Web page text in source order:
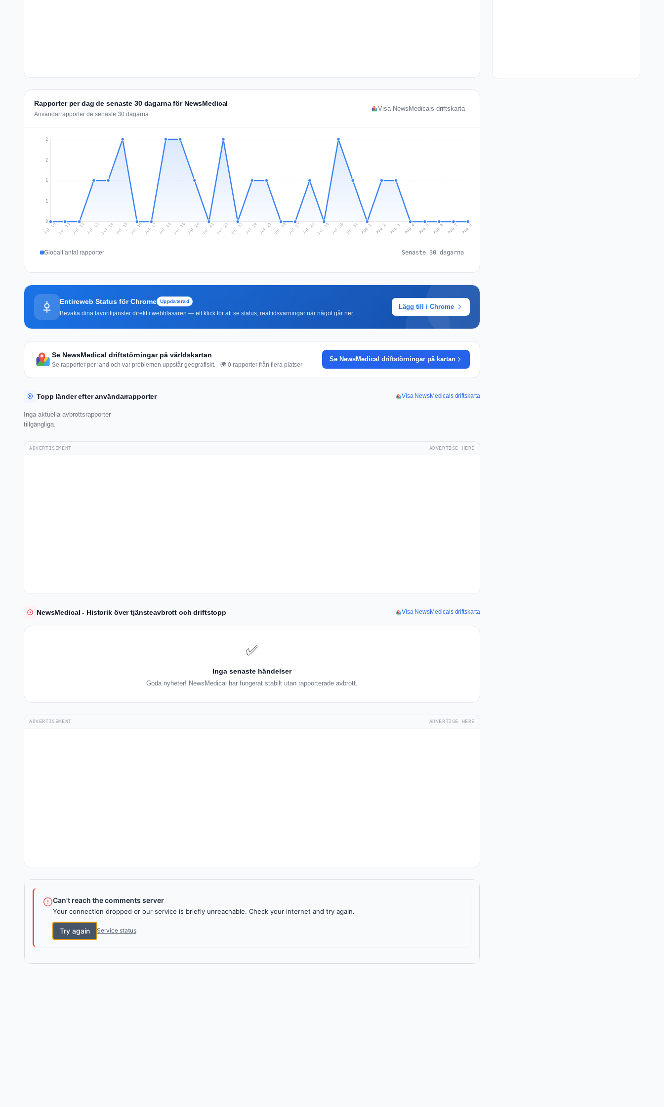
Rapporter per dag de senaste 30 dagarna för NewsMedical
Användarrapporter de senaste 30 dagarna
Visa NewsMedicals driftskarta
0
1
1
2
2
Jul 10 Jul 11Jul 12Jul 13 Jul 14 Jul 15 Jul 16 Jul 17 Jul 18Jul 19 Jul 20 Jul 21Jul 22 Jul 23 Jul 24 Jul 25 Jul 26Jul 27 Jul 28Jul 29 Jul 30 Jul 31 Aug 1 Aug 2 Aug 3 Aug 4 Aug 5 Aug 6 Aug 7 Aug 8
Globalt antal rapporter Senaste 30 dagarna
Entireweb Status för Chrome Uppdaterad
Bevaka dina favorittjänster direkt i webbläsaren — ett klick för att se status, realtidsvarningar när något går ner.
Lägg till i Chrome
Se NewsMedical driftstörningar på världskartan
Se rapporter per land och var problemen uppstår geografiskt. - 🌍 0 rapporter från flera platser
Se NewsMedical driftstörningar på kartan
Topp länder efter användarrapporter Visa NewsMedicals driftskarta
Inga aktuella avbrottsrapporter
tillgängliga.
ADVERTISEMENT ADVERTISE HERE
NewsMedical - Historik över tjänsteavbrott och driftstopp Visa NewsMedicals driftskarta
✅
Inga senaste händelser
Goda nyheter! NewsMedical har fungerat stabilt utan rapporterade avbrott.
ADVERTISEMENT ADVERTISE HERE
Can't reach the comments server
Your connection dropped or our service is briefly unreachable. Check your internet and try again.
Try again Service status